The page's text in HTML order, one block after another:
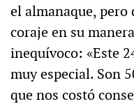
el almanaque,
coraje en su
inequívoco: «Este
muy especial. Son
que nos costó